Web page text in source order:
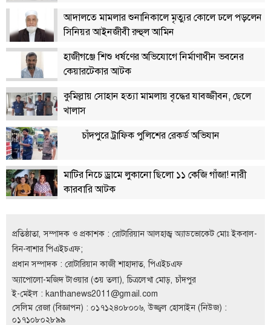
চাকুরি
সৌখিন
ফটোগ্রাফার
বিতর্কায়ন
নারীকণ্ঠ
চাঁদপুর
কণ্ঠের
প্রতিষ্ঠাবার্ষিকী
ছবি
আর্কাইভ
পুরানো
আর্কাইভ
আদালতে মামলার শুনানিকালে মৃত্যুর কোলে ঢলে পড়লেন
সিনিয়র আইনজীবী রুহুল আমিন
হাজীগঞ্জে শিশু ধর্ষণের অভিযোগে নির্মাণাধীন ভবনের
কেয়ারটেকার আটক
কুমিল্লায় সোহান হত্যা মামলায় বৃদ্ধের যাবজ্জীবন, ছেলে
খালাস
চাঁদপুরে ট্রাফিক পুলিশের রেকর্ড অভিযান
মাটির নিচে ড্রামে লুকানো ছিলো ১১ কেজি গাঁজা! নারী
কারবারি আটক
প্রতিষ্ঠাতা, সম্পাদক ও প্রকাশক : রোটারিয়ান আলহাজ্ব অ্যাডভোকেট মোঃ ইকবাল-
বিন-বাশার পিএইচএফ;
প্রধান সম্পাদক : রোটারিয়ান কাজী শাহাদাত, পিএইচএফ
অ্যাপোলো-মজিদ টাওয়ার (৩য় তলা), চিত্রলেখা মোড়, চাঁদপুর
ই-মেইল : kanthanews2011@gmail.com
সেলিম রেজা (বিজ্ঞাপন) : ০১৭১২৪০৮০০৬, উজ্জ্বল হোসাইন (নিউজ) :
০১৭১০৮০২৮৯৯